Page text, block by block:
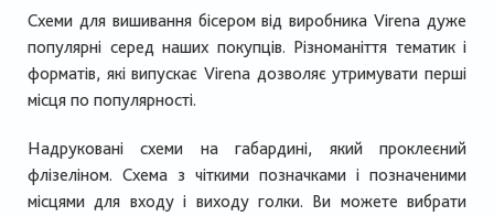
Схеми для вишивання бісером від виробника Virena дуже
популярні серед наших покупців. Різноманіття тематик і
форматів, які випускає Virena дозволяє утримувати перші
місця по популярності.
Надруковані схеми на габардині, який проклеєний
флізеліном. Схема з чіткими позначками і позначеними
місцями для входу і виходу голки. Ви можете вибрати